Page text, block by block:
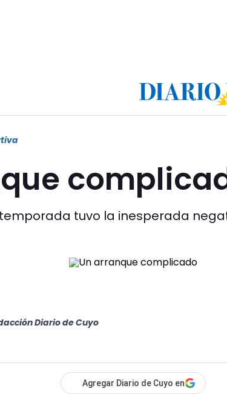
tuvo la inesperada
Diario de Cuyo
Agregar Diario de Cuyo en